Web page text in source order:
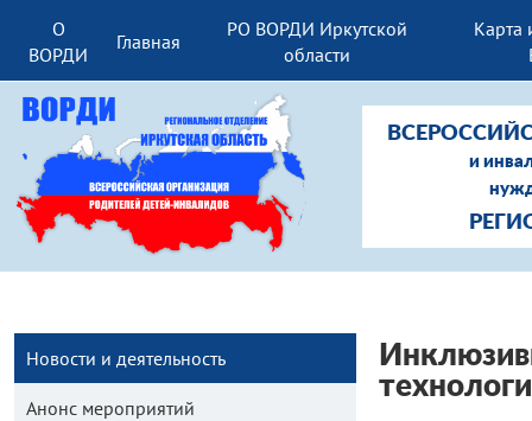
О
ВОРДИ
Главная
РО ВОРДИ Иркутской
области
Карта
и
Новости и деятельность
Анонс мероприятий